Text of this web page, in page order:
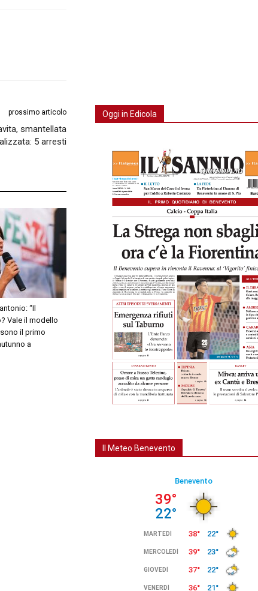
prossimo articolo
smantellata
5 arresti
“Il
Vale il modello
il primo
a
Oggi in Edicola
Il Meteo Benevento